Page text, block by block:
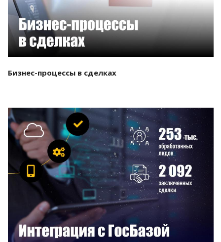
Бизнес-процессы в сделках
Смотреть проект